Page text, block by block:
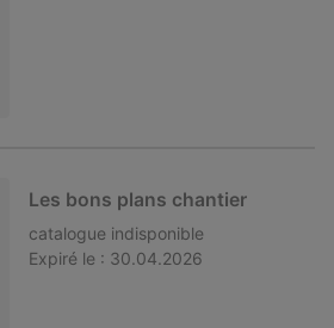
Les bons plans chantier
catalogue indisponible
Expiré le : 30.04.2026